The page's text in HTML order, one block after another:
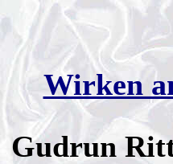
Wirken
Gudrun